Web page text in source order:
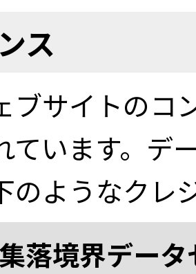
ス
ブサイトのコ
ています。デ
のようなクレ
集落境界デー